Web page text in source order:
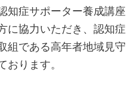
知症サポーター養成講座
に協力いただき、認知症
組である高年者地域見守
おります。